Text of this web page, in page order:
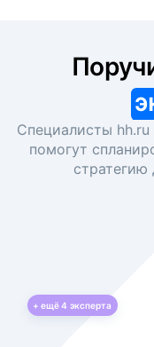
Специалисты
помогут
+ ещё4 эксперта